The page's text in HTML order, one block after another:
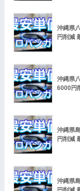
沖縄県
円削減
沖縄県
6000円
沖縄県
円削減
沖縄県